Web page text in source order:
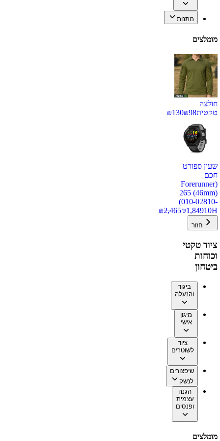
מתנות
מומלצים
חולצה
טקטית
₪98
₪130
שעון ספורט
חכם
(Forerunner
265 (46mm)
(010-02810-
10H
₪1,849
₪2,465
חזור
ציוד טקטי
וכוחות
ביטחון
ביגוד
והנעלה
מיגון
אישי
ציוד
לשוטרים
שיפצורים
לנשק
הגנה
עצמית
ופנסים
מומלצים